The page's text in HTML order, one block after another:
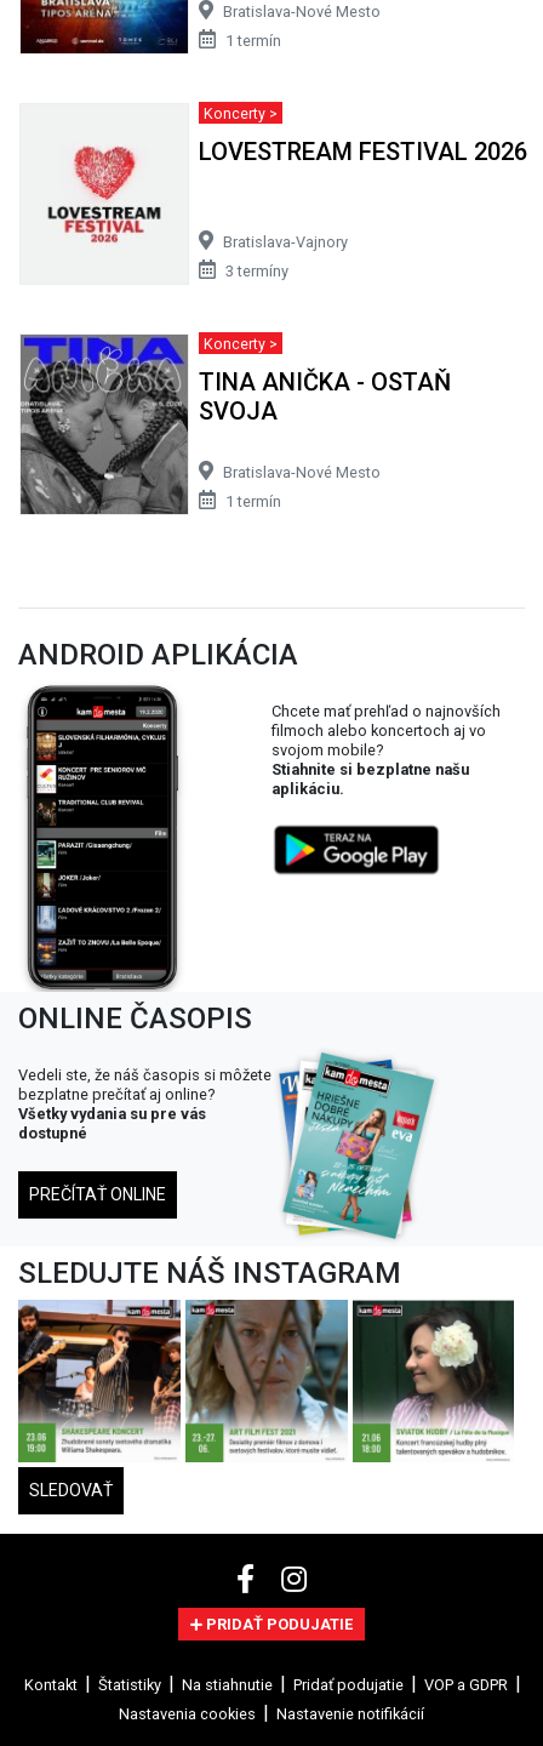
Bratislava-Nové Mesto
1 termín
Koncerty >
LOVESTREAM FESTIVAL 2026
Bratislava-Vajnory
3 termíny
Koncerty >
TINA ANIČKA - OSTAŇ
SVOJA
Bratislava-Nové Mesto
1 termín
ANDROID APLIKÁCIA
Chcete mať prehľad o najnovších
filmoch alebo koncertoch aj vo
svojom mobile?
Stiahnite si bezplatne našu
aplikáciu.
ONLINE ČASOPIS
Vedeli ste, že náš časopis si môžete
bezplatne prečítať aj online?
Všetky vydania su pre vás
dostupné
PREČÍTAŤ ONLINE
SLEDUJTE NÁŠ INSTAGRAM
SLEDOVAŤ
PRIDAŤ PODUJATIE
Kontakt Štatistiky Na stiahnutie Pridať podujatie
VOP a GDPR
Nastavenia cookies
Nastavenie notifikácií